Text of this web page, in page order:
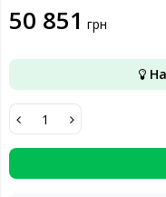
50 851 грн